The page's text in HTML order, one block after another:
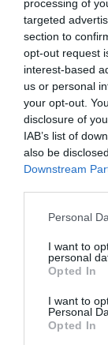
processing of
targeted
section to
opt-out request
interest-based
us or personal
your opt-out.
disclosure of
IAB’s list of
also be
Downstream
Please note
not limited to
grant or deny
use your data
consent section.
Personal
I want to
personal
Opted In
I want to
Personal
Opted In
Αθλητικό
εξέδωσε
βουλευτή
αναφέρει
08.08.2026 | 11:00
Εύβοια:
ανάπλασης
καταγγελία
αντιδράσεις
Χωρίς
08.08.2026 | 10:00
Εύβοια:
πολλές
Έξοδος
Αθηναίοι
Εύβοια για τις
διακοπές τους!
Α. Ο. Χαλκίς:
φιλικό σήμερα
αγωνιστική